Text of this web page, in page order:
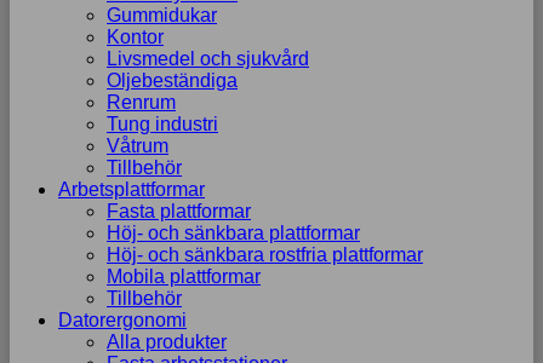
Gummidukar
Kontor
Livsmedel och sjukvård
Oljebeständiga
Renrum
Tung industri
Våtrum
Tillbehör
Arbetsplattformar
Fasta plattformar
Höj- och sänkbara plattformar
Höj- och sänkbara rostfria plattformar
Mobila plattformar
Tillbehör
Datorergonomi
Alla produkter